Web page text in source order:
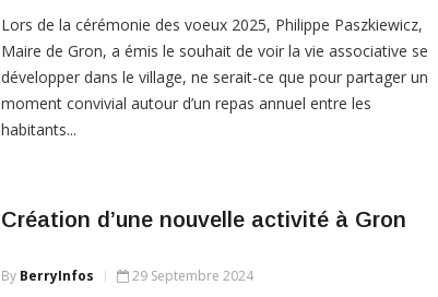
Lors de la cérémonie des voeux 2025, Philippe Paszkiewicz,
Maire de Gron, a émis le souhait de voir la vie associative se
développer dans le village, ne serait-ce que pour partager un
moment convivial autour d’un repas annuel entre les
habitants...
Création d’une nouvelle activité à Gron
By BerryInfos 29 Septembre 2024